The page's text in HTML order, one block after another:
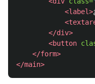
<label>
</div>
<button
</form>
</main>